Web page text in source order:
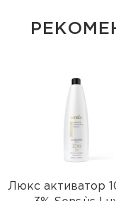
Люкс активатор